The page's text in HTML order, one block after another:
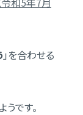
」を合わせる
です。